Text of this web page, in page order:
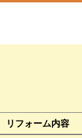
リフォーム内容